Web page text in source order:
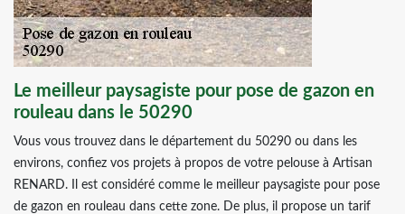
Le meilleur paysagiste pour pose de gazon en
rouleau dans le 50290
Vous vous trouvez dans le département du 50290 ou dans les
environs, confiez vos projets à propos de votre pelouse à Artisan
RENARD. Il est considéré comme le meilleur paysagiste pour pose
de gazon en rouleau dans cette zone. De plus, il propose un tarif